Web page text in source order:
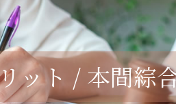
ット / 本間綜